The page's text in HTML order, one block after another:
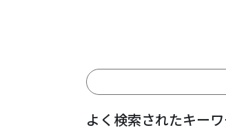
よく検索されたキー